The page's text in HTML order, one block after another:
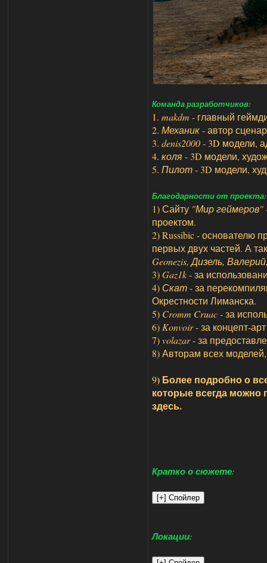
Команда разработчиков:
1. makdm - главный
2. Механик- автор
3. denis2000- 3D модели,
4. коля- 3D модели,
5. Пилот- 3D модели,
Благодарности от проекта:
1) Сайту "Мир геймеров"
проектом.
2) Russibic - основателю
первых двух частей. А
Geonezis, Дизель,
3)Gaz1k- за
4) Скат- за
Окрестности Лиманска.
5) Cromm Cruac- за
6)Konvoir- за концепт-
7)volazar- за
8) Авторам всех
9) Более подробно о
которые всегда можно
здесь.
Кратко о сюжете:
Локации: